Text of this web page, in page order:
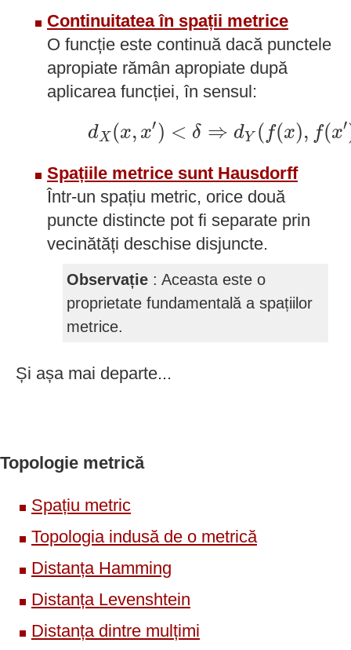
Continuitatea în spații metrice
O funcție este continuă dacă punctele
apropiate rămân apropiate după
aplicarea funcției, în sensul:
dX (x, x′) < δ ⇒ dY ( f(x), f(x′
(x ′ < ⇒ d ( (x ,f x′)
Spațiile metrice sunt Hausdorff
Într-un spațiu metric, orice două
puncte distincte pot fi separate prin
vecinătăți deschise disjuncte.
Observație : Aceasta este o
proprietate fundamentală a spațiilor
metrice.
Și așa mai departe...
Topologie metrică
Spațiu metric
Topologia indusă de o metrică
Distanța Hamming
Distanța Levenshtein
Distanța dintre mulțimi